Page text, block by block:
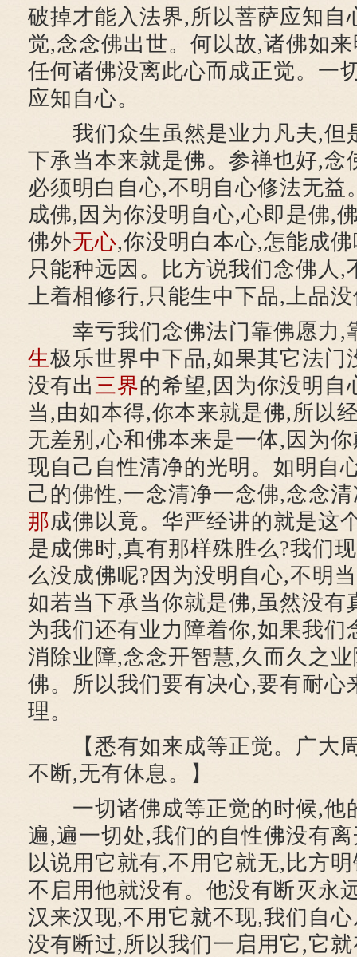
破掉才能入法界,所以菩萨应知自
觉,念念佛出世。何以故,诸佛如
任何诸佛没离此心而成正觉。一
应知自心。
我们众生虽然是业力凡夫,但
下承当本来就是佛。参禅也好,念
必须明白自心,不明自心修法无益
成佛,因为你没明自心,心即是佛,
佛外无心,你没明白本心,怎能成
只能种远因。比方说我们念佛人,
上着相修行,只能生中下品,上品
幸亏我们念佛法门靠佛愿力,
生极乐世界中下品,如果其它法门
没有出 三界的希望,因为你没明自
当,由如本得,你本来就是佛,所以
无差别,心和佛本来是一体,因为
现自己自性清净的光明。如明自
己的佛性,一念清净一念佛,念念
那成佛以竟。华严经讲的就是这
是成佛时,真有那样殊胜么?我们
么没成佛呢?因为没明自心,不明
如若当下承当你就是佛,虽然没有
为我们还有业力障着你,如果我们
消除业障,念念开智慧,久而久之
佛。所以我们要有决心,要有耐心
理。
【悉有如来成等正觉。广大
不断,无有休息。】
一切诸佛成等正觉的时候,他
遍,遍一切处,我们的自性佛没有
以说用它就有,不用它就无,比方
不启用他就没有。他没有断灭永
汉来汉现,不用它就不现,我们自
没有断过,所以我们一启用它,它